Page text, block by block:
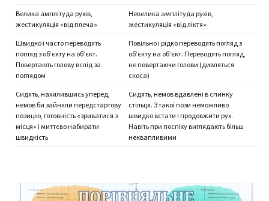
Велика амплітуда рухів,
жестикуляція «від плеча»
Невелика амплітуда рухів,
жестикуляція «від ліктя»
Швидко і часто переводять
погляд з об’єкту на об’єкт.
Повертають голову вслід за
поглядом
Повільно і рідко переводять погляд з
об’єкту на об’єкт. Переводять погляд,
не повертаючи голови (дивляться
скоса)
Сидять, нахилившись уперед,
немов би зайняли передстартову
позицію, готовність «зриватися з
місця» і миттєво набирати
швидкість
Сидять, немов вдавлені в спинку
стільця. З такої пози неможливо
швидко встати і продовжити рух.
Навіть при поспіху виглядають більш
неквапливими